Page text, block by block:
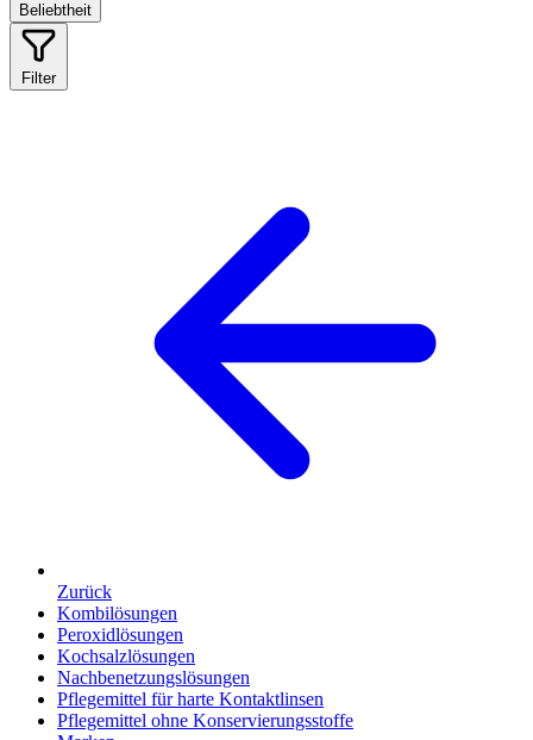
Beliebtheit
Filter
Zurück
Kombilösungen
Peroxidlösungen
Kochsalzlösungen
Nachbenetzungslösungen
Pflegemittel für harte Kontaktlinsen
Pflegemittel ohne Konservierungsstoffe